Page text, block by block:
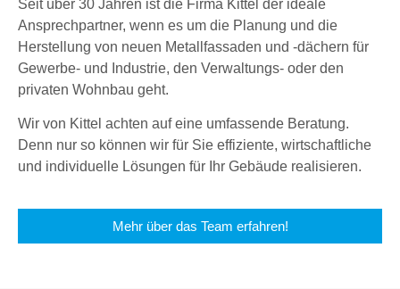
Seit über 30 Jahren ist die Firma Kittel der ideale
Ansprechpartner, wenn es um die Planung und die
Herstellung von neuen Metallfassaden und -dächern für
Gewerbe- und Industrie, den Verwaltungs- oder den
privaten Wohnbau geht.
Wir von Kittel achten auf eine umfassende Beratung.
Denn nur so können wir für Sie effiziente, wirtschaftliche
und individuelle Lösungen für Ihr Gebäude realisieren.
Mehr über das Team erfahren!